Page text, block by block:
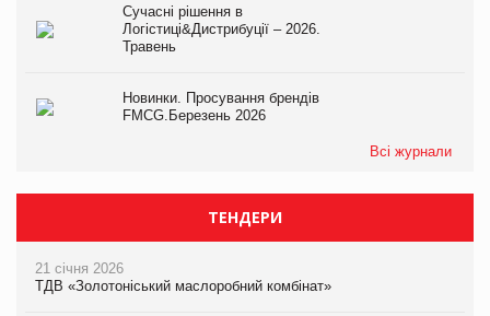
Сучасні рішення в
Логістиці&Дистрибуції – 2026.
Травень
Новинки. Просування брендів
FMCG.Березень 2026
Всі журнали
ТЕНДЕРИ
21 січня 2026
ТДВ «Золотоніський маслоробний комбінат»